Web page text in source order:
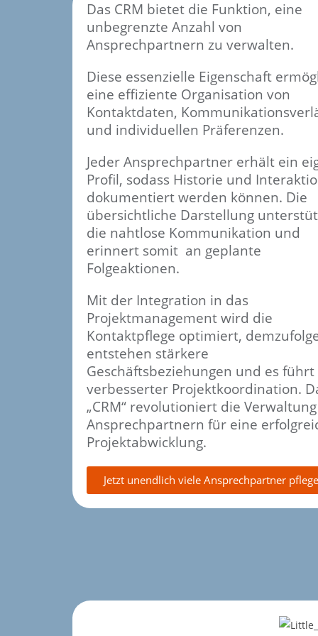
Das CRM bietet die Funktion, eine
unbegrenzte Anzahl von
Ansprechpartnern zu verwalten.
Diese essenzielle Eigenschaft
eine effiziente Organisation von
Kontaktdaten,
und individuellen Präferenzen.
Jeder Ansprechpartner erhält ein
Profil, sodass Historie und
dokumentiert werden können. Die
übersichtliche Darstellung
die nahtlose Kommunikation und
erinnert somit an geplante
Folgeaktionen.
Mit der Integration in das
Projektmanagement wird die
Kontaktpflege optimiert,
entstehen stärkere
Geschäftsbeziehungen und es führt
verbesserter Projektkoordination.
„CRM“ revolutioniert die
Ansprechpartnern für eine
Projektabwicklung.
Jetzt unendlich viele Ansprechpartner